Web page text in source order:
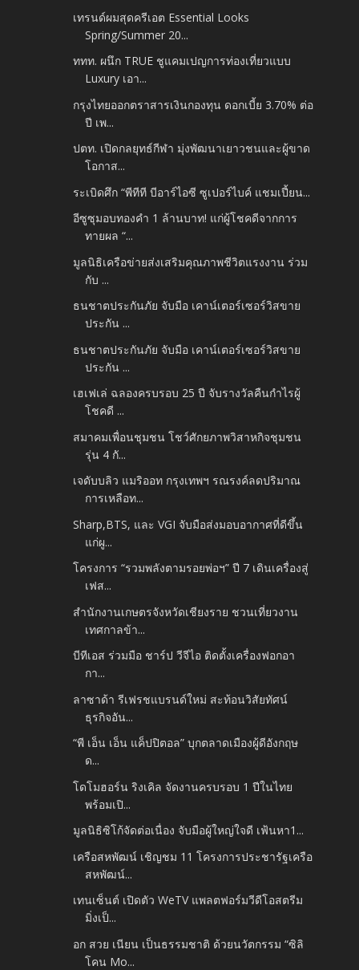
เทรนด์ผมสุดครีเอต Essential Looks
Spring/Summer 20...
ททท. ผนึก TRUE ชูแคมเปญการท่องเที่ยวแบบ
Luxury เอา...
กรุงไทยออกตราสารเงินกองทุน ดอกเบี้ย 3.70% ต่อ
ปี เพ...
ปตท. เปิดกลยุทธ์กีฬา มุ่งพัฒนาเยาวชนและผู้ขาด
โอกาส...
ระเบิดศึก “พีทีที บีอาร์ไอซี ซูเปอร์ไบค์ แชมเปี้ยน...
อีซูซุมอบทองคำ 1 ล้านบาท! แก่ผู้โชคดีจากการ
ทายผล “...
มูลนิธิเครือข่ายส่งเสริมคุณภาพชีวิตแรงงาน ร่วม
กับ ...
ธนชาตประกันภัย จับมือ เคาน์เตอร์เซอร์วิสขาย
ประกัน ...
ธนชาตประกันภัย จับมือ เคาน์เตอร์เซอร์วิสขาย
ประกัน ...
เฮเฟเล่ ฉลองครบรอบ 25 ปี จับรางวัลคืนกำไรผู้
โชคดี ...
สมาคมเพื่อนชุมชน โชว์ศักยภาพวิสาหกิจชุมชน
รุ่น 4 กั...
เจดับบลิว แมริออท กรุงเทพฯ รณรงค์ลดปริมาณ
การเหลือท...
Sharp,BTS, และ VGI จับมือส่งมอบอากาศที่ดีขึ้น
แก่ผู...
โครงการ “รวมพลังตามรอยพ่อฯ” ปี 7 เดินเครื่องสู่
เฟส...
สำนักงานเกษตรจังหวัดเชียงราย ชวนเที่ยวงาน
เทศกาลข้า...
บีทีเอส ร่วมมือ ชาร์ป วีจีไอ ติดตั้งเครื่องฟอกอา
กา...
ลาซาด้า รีเฟรชแบรนด์ใหม่ สะท้อนวิสัยทัศน์
ธุรกิจอัน...
“พี เอ็น เอ็น แค็ปปิตอล” บุกตลาดเมืองผู้ดีอังกฤษ
ด...
โดโมฮอร์น ริงเคิล จัดงานครบรอบ 1 ปีในไทย
พร้อมเปิ...
มูลนิธิซิโก้จัดต่อเนื่อง จับมือผู้ใหญ่ใจดี เฟ้นหา1...
เครือสหพัฒน์ เชิญชม 11 โครงการประชารัฐเครือ
สหพัฒน์...
เทนเซ็นต์ เปิดตัว WeTV แพลตฟอร์มวีดีโอสตรีม
มิ่งเป็...
อก สวย เนียน เป็นธรรมชาติ ด้วยนวัตกรรม “ซิลิ
โคน Mo...